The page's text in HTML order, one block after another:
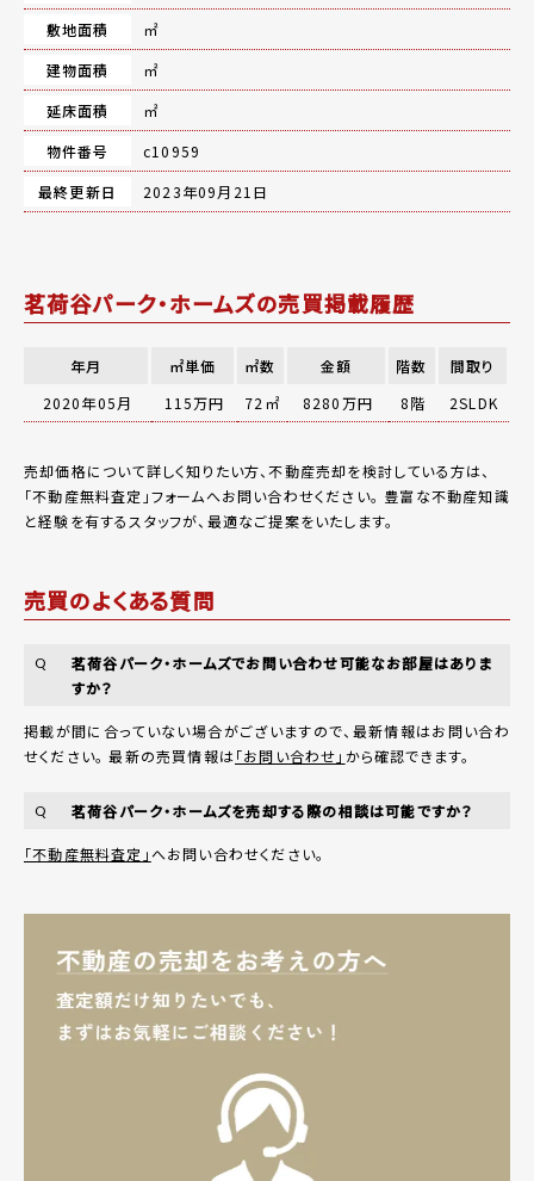
敷地面積
㎡
建物面積
㎡
延床面積
㎡
物件番号
c10959
最終更新日
2023年09月21日
茗荷谷パーク・ホームズの売買掲載履歴
年月 ㎡単価 ㎡数 金額 階数
間取り
2020年05月
115万円 72㎡ 8280万円 8階 2SLDK
売却価格について詳しく知りたい方、不動産売却を検討している方は、
「不動産無料査定 」フォームへお問い合わせください。 豊富な不動産知識
と経験を有するスタッフが、最適なご提案をいたします。
売買のよくある質問
Q
茗荷谷パーク・ホームズでお問い合わせ可能なお部屋はありま
すか？
掲載が間に合っていない場合がございますので、最新情報はお問い合わ
せください。 最新の売買情報は「お問い合わせ」 から確認できます。
Q 茗荷谷パーク・ホームズを売却する際の相談は可能ですか？
「不動産無料査定」へお問い合わせください。